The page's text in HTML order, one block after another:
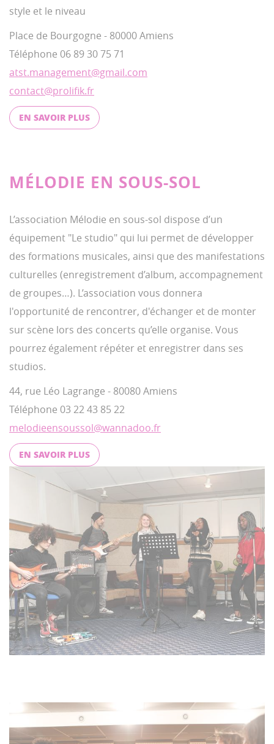
style et le niveau
Place de Bourgogne - 80000 Amiens
Téléphone 06 89 30 75 71
atst.management@gmail.com
contact@prolifik.fr
EN SAVOIR PLUS
MÉLODIE EN SOUS-SOL
L’association Mélodie en sous-sol dispose d’un
équipement "Le studio" qui lui permet de développer
des formations musicales, ainsi que des manifestations
culturelles (enregistrement d’album, accompagnement
de groupes…). L’association vous donnera
l'opportunité de rencontrer, d'échanger et de monter
sur scène lors des concerts qu’elle organise. Vous
pourrez également répéter et enregistrer dans ses
studios.
44, rue Léo Lagrange - 80080 Amiens
Téléphone 03 22 43 85 22
melodieensoussol@wannadoo.fr
EN SAVOIR PLUS